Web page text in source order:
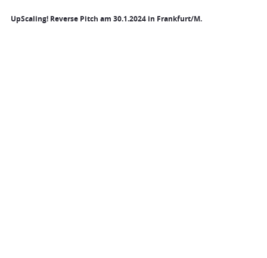
UpScaling! Reverse Pitch am 30.1.2024 in Frankfurt/M.